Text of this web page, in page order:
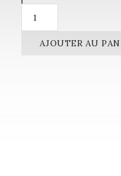
quantité
Poulet
AJOUTER AU